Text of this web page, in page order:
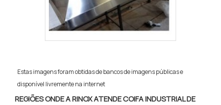
Estas imagens foram obtidas de bancos de imagens públicas e
disponível livremente na internet
REGIÕES ONDE A RINOX ATENDE COIFA INDUSTRIAL DE